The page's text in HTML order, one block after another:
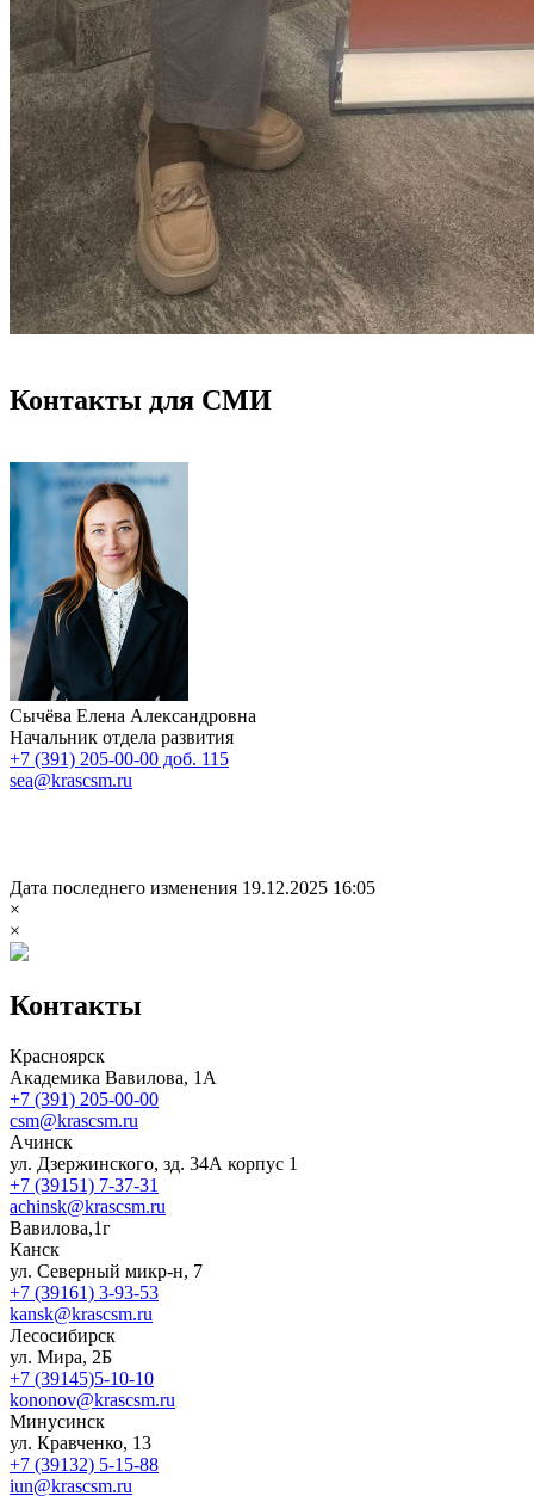
Контакты для СМИ
Сычёва Елена Александровна
Начальник отдела развития
+7 (391) 205-00-00 доб. 115
sea@krascsm.ru
Дата последнего изменения 19.12.2025 16:05
×
×
Контакты
Красноярск
Академика Вавилова, 1А
+7 (391) 205-00-00
csm@krascsm.ru
Ачинск
ул. Дзержинского, зд. 34А корпус 1
+7 (39151) 7-37-31
achinsk@krascsm.ru
Вавилова,1г
Канск
ул. Северный микр-н, 7
+7 (39161) 3-93-53
kansk@krascsm.ru
Лесосибирск
ул. Мира, 2Б
+7 (39145)5-10-10
kononov@krascsm.ru
Минусинск
ул. Кравченко, 13
+7 (39132) 5-15-88
iun@krascsm.ru